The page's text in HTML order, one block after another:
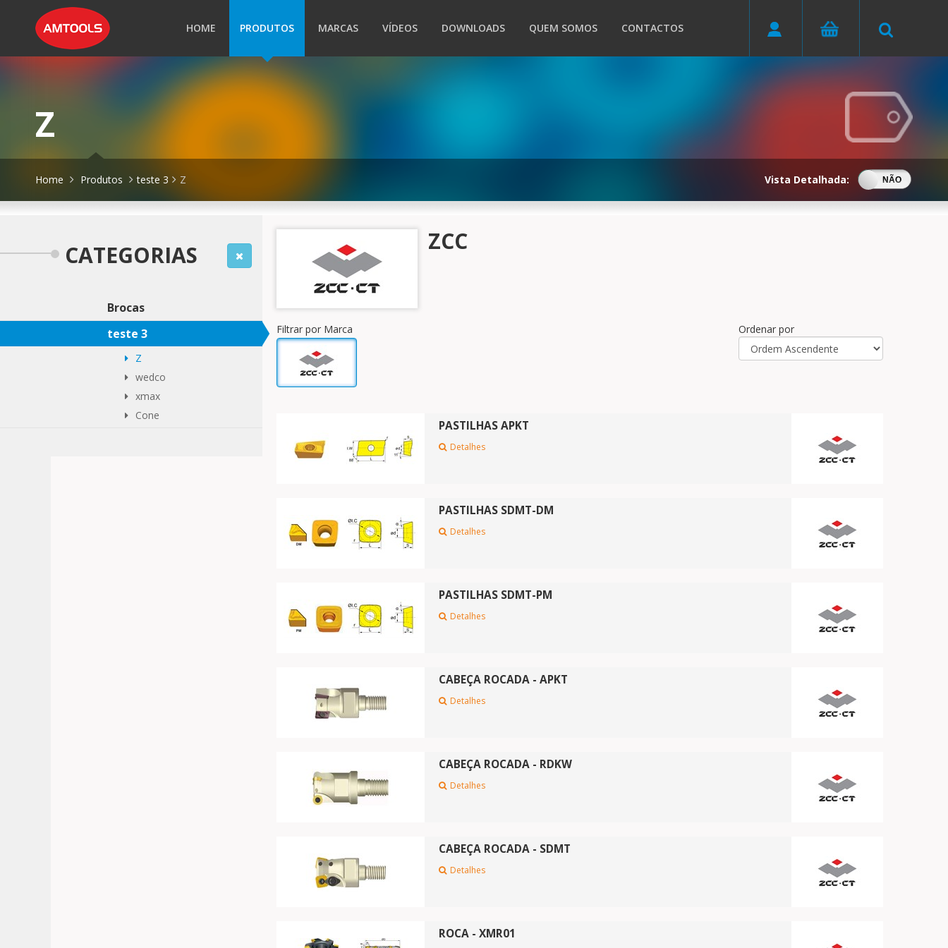
HOME PRODUTOS MARCAS VÍDEOS DOWNLOADS QUEM SOMOS CONTACTOS
Z
Vista Detalhada:
SIM NÃO
Home Produtos teste 3 Z
CATEGORIAS
Brocas
teste 3
Z
wedco
xmax
Cone
ZCC
Filtrar por Marca Ordenar por
PASTILHAS APKT
Detalhes
PASTILHAS SDMT-DM
Detalhes
PASTILHAS SDMT-PM
Detalhes
CABEÇA ROCADA - APKT
Detalhes
CABEÇA ROCADA - RDKW
Detalhes
CABEÇA ROCADA - SDMT
Detalhes
ROCA - XMR01